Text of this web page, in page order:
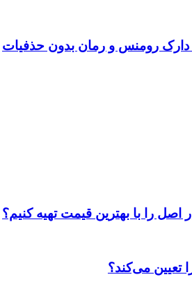
اصل را با بهترین قیمت تهیه کنیم؟
تعیین می‌کند؟